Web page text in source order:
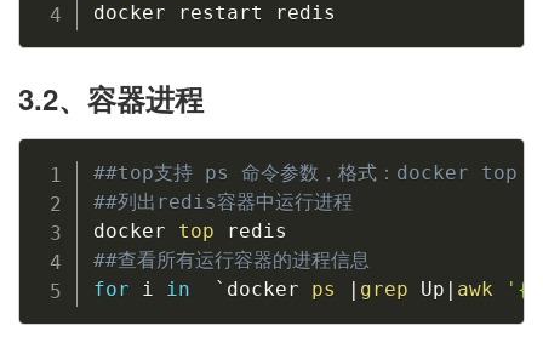
docker restart redis
3.2、容器进程
##top支持 ps 命令参数，格式：docker top
##列出redis容器中运行进程
docker top
##查看所有运行容器的进程信息
for
i in ` docker ps grep Up awk